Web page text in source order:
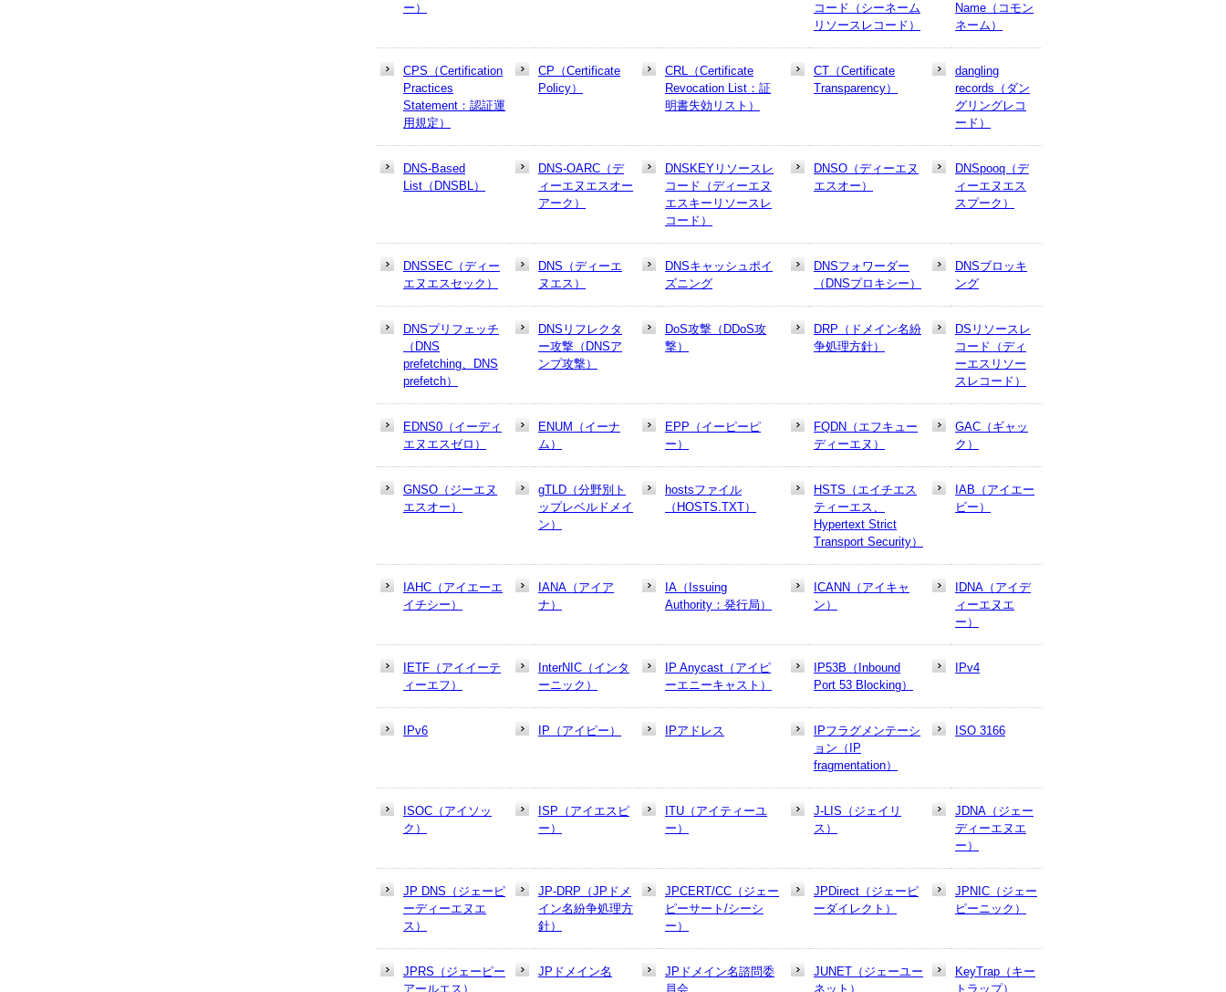
ー）
コード（シーネーム
リソースレコード）
Name（コモン
ネーム）
CPS（Certification
Practices
Statement：認証運
用規定）
CP（Certificate
Policy）
CRL（Certificate
Revocation List：証
明書失効リスト）
CT（Certificate
Transparency）
dangling
records（ダン
グリングレコ
ード）
DNS-Based
List（DNSBL）
DNS-OARC（デ
ィーエヌエスオー
アーク）
DNSKEYリソースレ
コード（ディーエヌ
エスキーリソースレ
コード）
DNSO（ディーエヌ
エスオー）
DNSpooq（デ
ィーエヌエス
スプーク）
DNSSEC（ディー
エヌエスセック）
DNS（ディーエ
ヌエス）
DNSキャッシュポイ
ズニング
DNSフォワーダー
（DNSプロキシー）
DNSブロッキ
ング
DNSプリフェッチ
（DNS
prefetching、DNS
prefetch）
DNSリフレクタ
ー攻撃（DNSア
ンプ攻撃）
DoS攻撃（DDoS攻
撃）
DRP（ドメイン名紛
争処理方針）
DSリソースレ
コード（ディ
ーエスリソー
スレコード）
EDNS0（イーディ
エヌエスゼロ）
ENUM（イーナ
ム）
EPP（イーピーピ
ー）
FQDN（エフキュー
ディーエヌ）
GAC（ギャッ
ク）
GNSO（ジーエヌ
エスオー）
gTLD（分野別ト
ップレベルドメイ
ン）
hostsファイル
（HOSTS.TXT）
HSTS（エイチエス
ティーエス、
Hypertext Strict
Transport Security）
IAB（アイエー
ビー）
IAHC（アイエーエ
イチシー）
IANA（アイア
ナ）
IA（Issuing
Authority：発行局）
ICANN（アイキャ
ン）
IDNA（アイデ
ィーエヌエ
ー）
IETF（アイイーテ
ィーエフ）
InterNIC（インタ
ーニック）
IP Anycast（アイピ
ーエニーキャスト）
IP53B（Inbound
Port 53 Blocking）
IPv4
IPv6 IP（アイピー） IPアドレス
IPフラグメンテーシ
ョン（IP
fragmentation）
ISO 3166
ISOC（アイソッ
ク）
ISP（アイエスピ
ー）
ITU（アイティーユ
ー）
J-LIS（ジェイリ
ス）
JDNA（ジェー
ディーエヌエ
ー）
JP DNS（ジェーピ
ーディーエヌエ
ス）
JP-DRP（JPドメ
イン名紛争処理方
針）
JPCERT/CC（ジェー
ピーサート/シーシ
ー）
JPDirect（ジェーピ
ーダイレクト）
JPNIC（ジェー
ピーニック）
JPRS（ジェーピー
アールエス）
JPドメイン名
JPドメイン名諮問委
員会
JUNET（ジェーユー
ネット）
KeyTrap（キー
トラップ）